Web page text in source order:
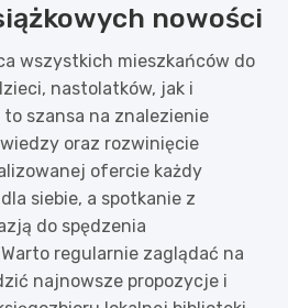
nowości
wszystkich mieszkańców do
nastolatków, jak i
szansa na znalezienie
oraz rozwinięcie
ofercie każdy
siebie, a spotkanie z
do spędzenia
regularnie zaglądać na
najnowsze propozycje i